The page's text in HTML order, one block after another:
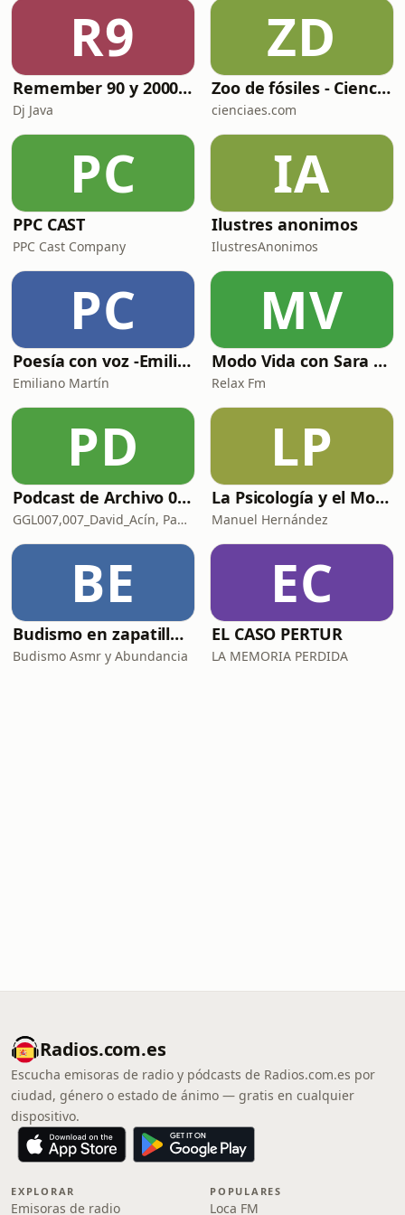
R9
Remember 90 y 2000 en PLAY WITH ME by Dj Java
Dj Java
ZD
Zoo de fósiles - Cienciaes.com
cienciaes.com
PC
PPC CAST
PPC Cast Company
IA
Ilustres anonimos
IlustresAnonimos
PC
Poesía con voz -Emiliano Martín- Podcasts
Emiliano Martín
MV
Modo Vida con Sara Manzaneque
Relax Fm
PD
Podcast de Archivo 007
GGL007,007_David_Acín, Pablo_Ortega, 58, AlbertoBond y Claalc
LP
La Psicología y el Modelo Parcuve®
Manuel Hernández
BE
Budismo en zapatillas, El budismo sin sermones
Budismo Asmr y Abundancia
EC
EL CASO PERTUR
LA MEMORIA PERDIDA
Radios.com.es
Escucha emisoras de radio y pódcasts de Radios.com.es por
ciudad, género o estado de ánimo — gratis en cualquier
dispositivo.
EXPLORAR
Emisoras de radio
POPULARES
Loca FM